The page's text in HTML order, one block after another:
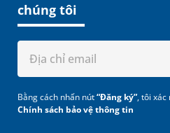
chúng tôi
Bằng cách nhấn nút“Đăng ký”, tôi xác
Chính sách bảo vệ thông tin